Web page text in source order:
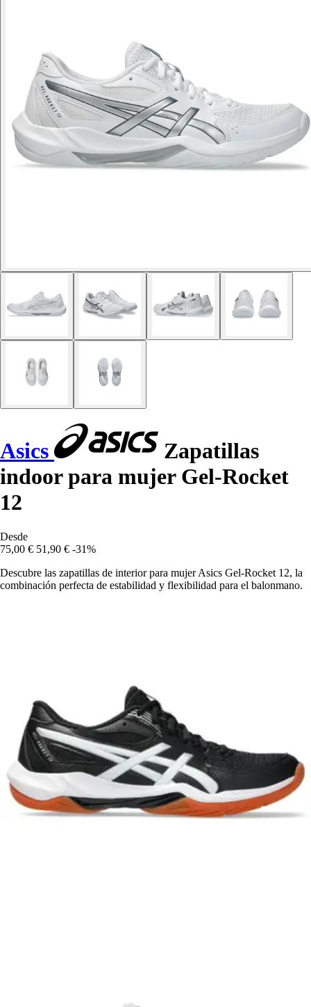
Asics
Zapatillas
indoor para mujer Gel-Rocket
12
Desde
75,00 € 51,90 € -31%
Descubre las zapatillas de interior para mujer Asics Gel-Rocket 12, la
combinación perfecta de estabilidad y flexibilidad para el balonmano.